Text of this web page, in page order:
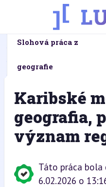
Domovská stránka Domáce
Slohová práca z
geografie
Karibské
geografia,
význam
Táto práca bola
6.02.2026 o